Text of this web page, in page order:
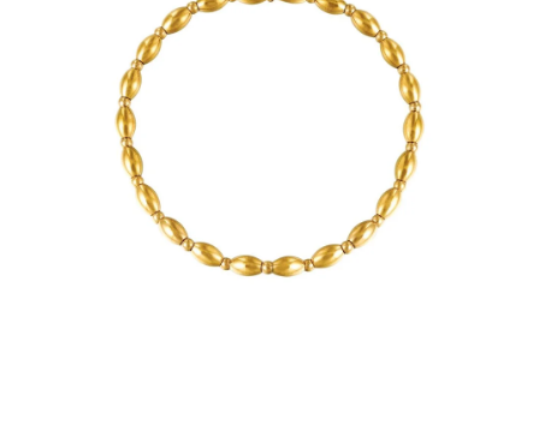
SETY ŠPERKOV
Doprava a platba Vrátenie, výmena, reklamácia
Obchodné podmienky